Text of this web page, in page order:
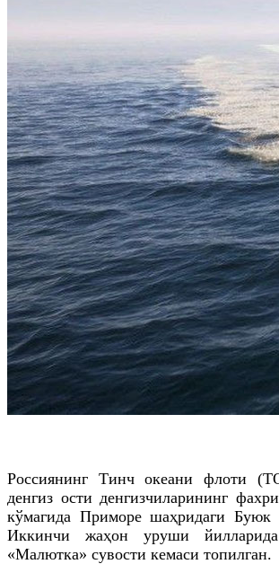
Россиянинг Тинч океани флоти
денгиз ости денгизчиларининг
кўмагида Приморе шаҳридаги Буюк
Иккинчи жаҳон уруши
«Малютка» сувости кемаси топилган.